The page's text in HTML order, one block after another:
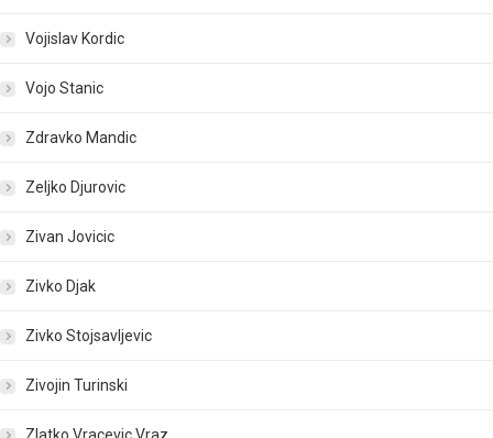
Vojislav Kordic
Vojo Stanic
Zdravko Mandic
Zeljko Djurovic
Zivan Jovicic
Zivko Djak
Zivko Stojsavljevic
Zivojin Turinski